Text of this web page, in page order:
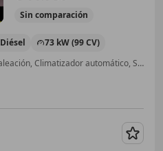
Sin comparación
Diésel
73 kW (99 CV)
Airbag del conductor, Llantas de aleación, Climatizador automático, Sensor de lluvia, Ventanas tintadas, ABS, Airbags laterales, Faros antiniebla